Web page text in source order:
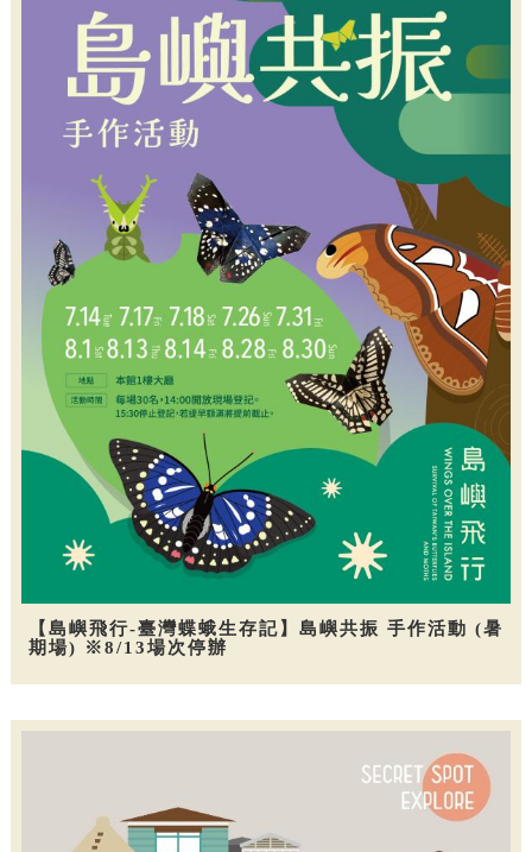
【島嶼飛行-臺灣蝶蛾生存記】島嶼共振 手作活動 (暑
期場) ※8/13場次停辦